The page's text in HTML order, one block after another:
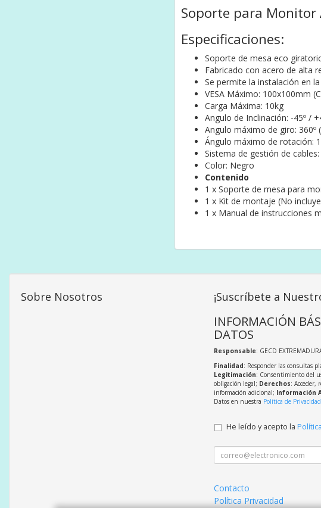
Soporte para Monitor
Especificaciones:
Soporte de mesa eco
Fabricado con acero de alta
Se permite la instalación en
VESA Máximo: 100x100mm
Carga Máxima: 10kg
Angulo de Inclinación: -45º /
Angulo máximo de giro: 360º
Ángulo máximo de rotación:
Sistema de gestión de
Color: Negro
Contenido
1 x Soporte de mesa para
1 x Kit de montaje (No
1 x Manual de instrucciones
Sobre Nosotros ¡Suscríbete a
INFORMACIÓN
DATOS
Responsable: GECD
Finalidad: Responder las consultas
Legitimación: Consentimiento del
obligación legal; Derechos: Acceder,
información adicional; Información
Datos en nuestra Política de Privacidad
He leído y acepto la
Contacto
Política Privacidad